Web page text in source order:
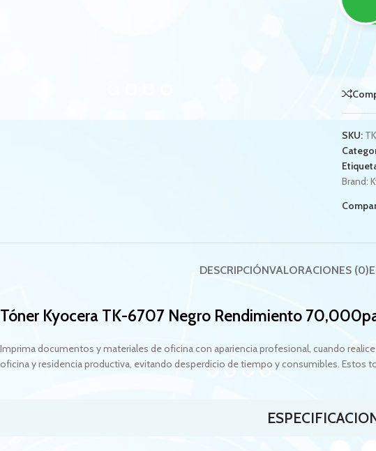
SKU:
Brand:
DESCRIPCIÓNVALORACIONES (0)
Tóner Kyocera TK-6707 Negro Rendimiento
Imprima documentos y materiales de oficina con apariencia profesional, cuando
oficina y residencia productiva, evitando desperdicio de tiempo y consumibles. Estos